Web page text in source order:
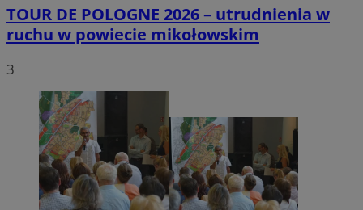
TOUR DE POLOGNE 2026 – utrudnienia w
ruchu w powiecie mikołowskim
3